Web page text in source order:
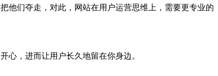
们夺走，对此，网站在用户运营思维上，需要更专业的
，进而让用户长久地留在你身边。